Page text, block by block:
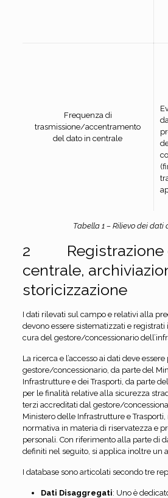
Frequenza di
trasmissione/accentramento
del dato in centrale
Tabella 1 – Rilievo dei dati
2 Registrazione
centrale,
storicizzazione
I dati rilevati sul campo e relativi alla
devono essere sistematizzati e registrati
cura del gestore/concessionario
La ricerca e l’accesso ai dati deve
gestore/concessionario, da parte del
Infrastrutture e dei Trasporti, da parte
per le finalità relative alla sicurezza
terzi accreditati dal gestore/
Ministero delle Infrastrutture e
normativa in materia di riservatezza e
personali. Con riferimento alla parte di
definiti nel seguito, si applica inoltre un
I database sono articolati secondo tre
Dati Disaggregati: Uno è